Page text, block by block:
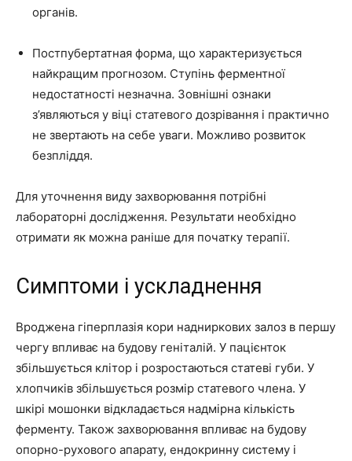
органів.
Постпубертатная форма, що характеризується
найкращим прогнозом. Ступінь ферментної
недостатності незначна. Зовнішні ознаки
з’являються у віці статевого дозрівання і практично
не звертають на себе уваги. Можливо розвиток
безпліддя.
Для уточнення виду захворювання потрібні
лабораторні дослідження. Результати необхідно
отримати як можна раніше для початку терапії.
Симптоми і ускладнення
Вроджена гіперплазія кори надниркових залоз в першу
чергу впливає на будову геніталій. У пацієнток
збільшується клітор і розростаються статеві губи. У
хлопчиків збільшується розмір статевого члена. У
шкірі мошонки відкладається надмірна кількість
ферменту. Також захворювання впливає на будову
опорно-рухового апарату, ендокринну систему і